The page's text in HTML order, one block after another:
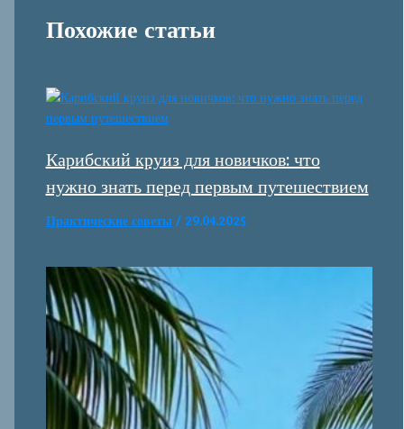
Похожие статьи
Карибский круиз для новичков: что
нужно знать перед первым путешествием
Практические советы/ 29.04.2025